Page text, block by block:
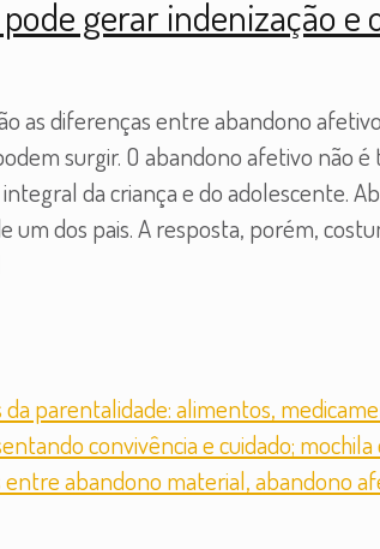
gerar indenização e
as diferenças entre abandono
surgir. O abandono afetivo não é
da criança e do adolescente.
um dos pais. A resposta, porém,